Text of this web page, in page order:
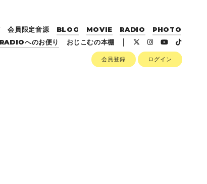
会員限定音源 BLOG MOVIE RADIO
PHOTO
へのお便り
おじこむの本棚
会員登録 ログイン